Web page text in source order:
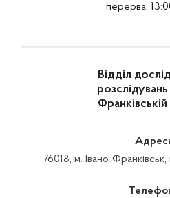
перерва:
Відділ
76018, м. Івано-